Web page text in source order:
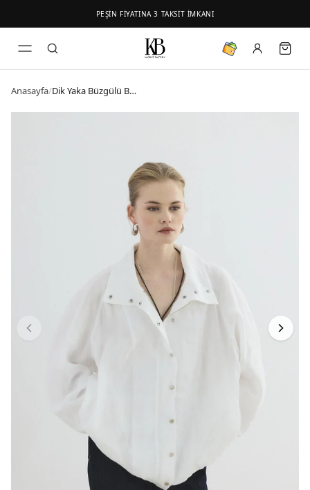
PEŞİN FİYATINA 3 TAKSİT İMKANI
Anasayfa/ Dik Yaka Büzgülü Bomber Ceket Ekru